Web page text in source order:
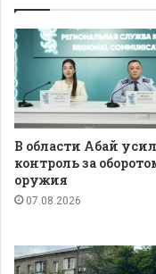
В области Абай
контроль за
оружия
07.08.2026